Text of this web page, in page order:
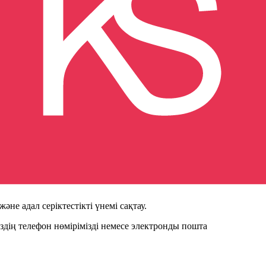
басқалар. Біз тек сертификатталған тауарлармен жұмыс
қабылдауға жауапты.
кең желісінің арқасында біз елдің барлық аумағында
ынтымақтастыққа ашықпыз. Сапа мен
береді.
де, жергілікті серіктестермен де жұмыс істейміз, барлық
адал серіктестікті үнемі сақтау.
телефон нөмірімізді немесе электронды пошта